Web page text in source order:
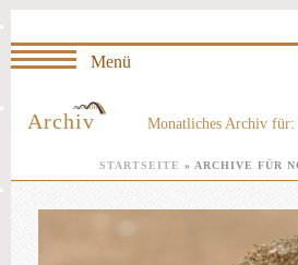
Archiv Monatliches Archiv
STARTSEITE » ARCHIVE FÜR